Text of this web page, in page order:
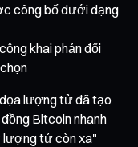
công bố dưới dạng
khai phản đối
lượng tử đã tạo
Bitcoin nhanh
lượng tử còn xa"